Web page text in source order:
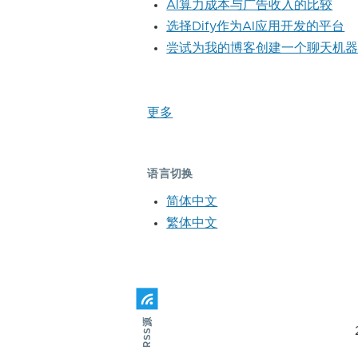
AI算力成本与广告收入的比较
选择Dify作为AI应用开发的平台
尝试为我的博客创建一个聊天机
更多
语言切换
简体中文
繁体中文
RSS源